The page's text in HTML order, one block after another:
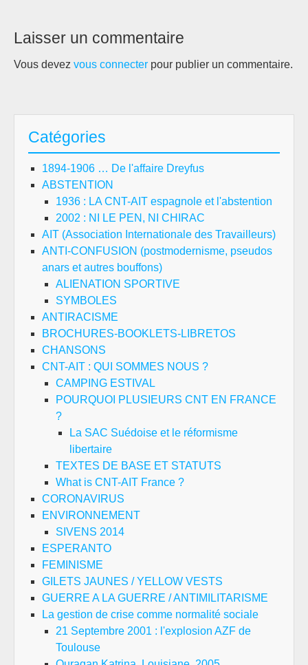
Laisser un commentaire
Vous devez vous connecter pour publier un commentaire.
Catégories
1894-1906 … De l'affaire Dreyfus
ABSTENTION
1936 : LA CNT-AIT espagnole et l'abstention
2002 : NI LE PEN, NI CHIRAC
AIT (Association Internationale des Travailleurs)
ANTI-CONFUSION (postmodernisme, pseudos
anars et autres bouffons)
ALIENATION SPORTIVE
SYMBOLES
ANTIRACISME
BROCHURES-BOOKLETS-LIBRETOS
CHANSONS
CNT-AIT : QUI SOMMES NOUS ?
CAMPING ESTIVAL
POURQUOI PLUSIEURS CNT EN FRANCE
?
La SAC Suédoise et le réformisme
libertaire
TEXTES DE BASE ET STATUTS
What is CNT-AIT France ?
CORONAVIRUS
ENVIRONNEMENT
SIVENS 2014
ESPERANTO
FEMINISME
GILETS JAUNES / YELLOW VESTS
GUERRE A LA GUERRE / ANTIMILITARISME
La gestion de crise comme normalité sociale
21 Septembre 2001 : l'explosion AZF de
Toulouse